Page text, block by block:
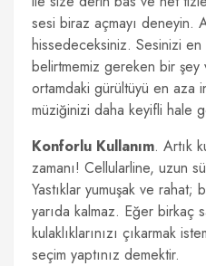
sesi biraz açmayı deneyin.
hissedeceksiniz. Sesinizi
belirtmemiz gereken bir şey
ortamdaki gürültüyü en aza
müziğinizi daha keyifli hale
Konforlu Kullanım. Artık
zamanı! Cellularline, uzun
Yastıklar yumuşak ve
yarıda kalmaz. Eğer birkaç
kulaklıklarınızı çıkarmak
seçim yaptınız demektir.